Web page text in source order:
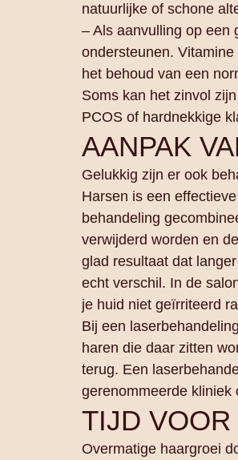
natuurlijke of schone
– Als aanvulling op een
ondersteunen.
het behoud van een
Soms kan het zinvol
PCOS of hardnekkige
AANPAK
Gelukkig zijn er ook
Harsen is een
behandeling
verwijderd worden en
glad resultaat dat
echt verschil. In de
je huid niet geïrriteerd
Bij een
haren die daar zitten
terug. Een
gerenommeerde kliniek
TIJD
Overmatige haargroei